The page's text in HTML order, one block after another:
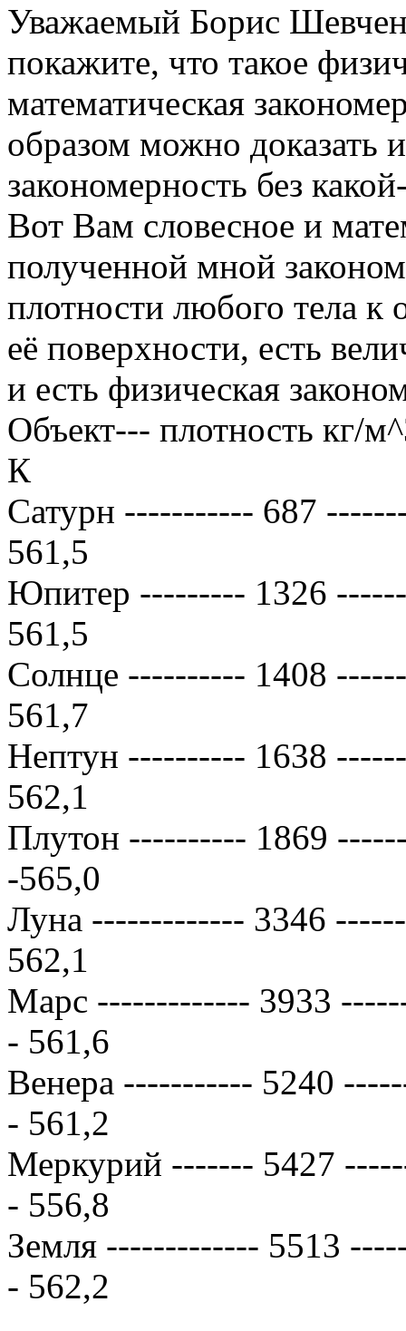
Уважаемый Борис
покажите, что такое
математическая
образом можно доказать
закономерность без
Вот Вам словесное и
полученной мной
плотности любого тела к
её поверхности, есть
и есть физическая
Объект--- плотность кг/
К
Сатурн ----------- 687
561,5
Юпитер --------- 1326
561,5
Солнце ---------- 1408
561,7
Нептун ---------- 1638
562,1
Плутон ---------- 1869
-565,0
Луна ------------- 3346
562,1
Марс ------------- 3933
- 561,6
Венера ----------- 5240
- 561,2
Меркурий ------- 5427
- 556,8
Земля ------------- 5513
- 562,2